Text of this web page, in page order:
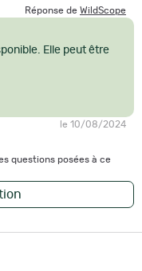
Réponse de WildScope
Elle peut être
le 10/08/2024
questions posées à ce